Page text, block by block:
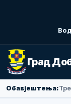
Град
Обавјештења: